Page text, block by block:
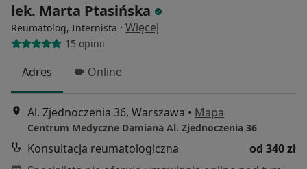
lek. Marta Ptasińska
Reumatolog, Internista · Więcej
15 opinii
Adres Online
Al. Zjednoczenia 36, Warszawa • Mapa
Centrum Medyczne Damiana Al. Zjednoczenia 36
Konsultacja reumatologiczna
od 340 zł